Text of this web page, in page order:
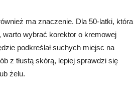
ma znaczenie. Dla 50-latki, która
warto wybrać korektor o kremowej
podkreślał suchych miejsc na
z tłustą skórą, lepiej sprawdzi się
żelu.